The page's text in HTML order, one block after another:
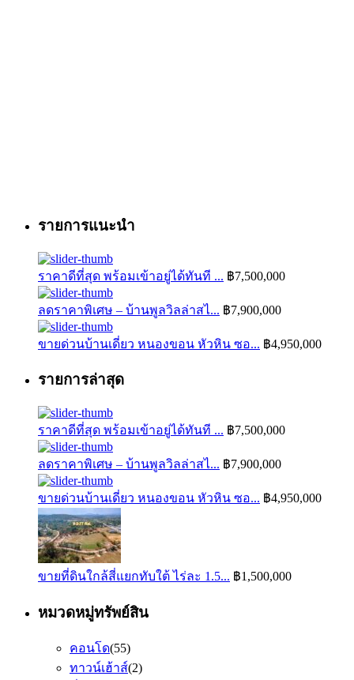
รายการแนะนำ
ราคาดีที่สุด พร้อมเข้าอยู่ได้ทันที ... ฿7,500,000
ลดราคาพิเศษ – บ้านพูลวิลล่าสไ... ฿7,900,000
ขายด่วนบ้านเดี่ยว หนองขอน หัวหิน ซอ... ฿4,950,000
รายการล่าสุด
ราคาดีที่สุด พร้อมเข้าอยู่ได้ทันที ... ฿7,500,000
ลดราคาพิเศษ – บ้านพูลวิลล่าสไ... ฿7,900,000
ขายด่วนบ้านเดี่ยว หนองขอน หัวหิน ซอ... ฿4,950,000
ขายที่ดินใกล้สี่แยกทับใต้ ไร่ละ 1.5... ฿1,500,000
หมวดหมู่ทรัพย์สิน
คอนโด(55)
ทาวน์เฮ้าส์(2)